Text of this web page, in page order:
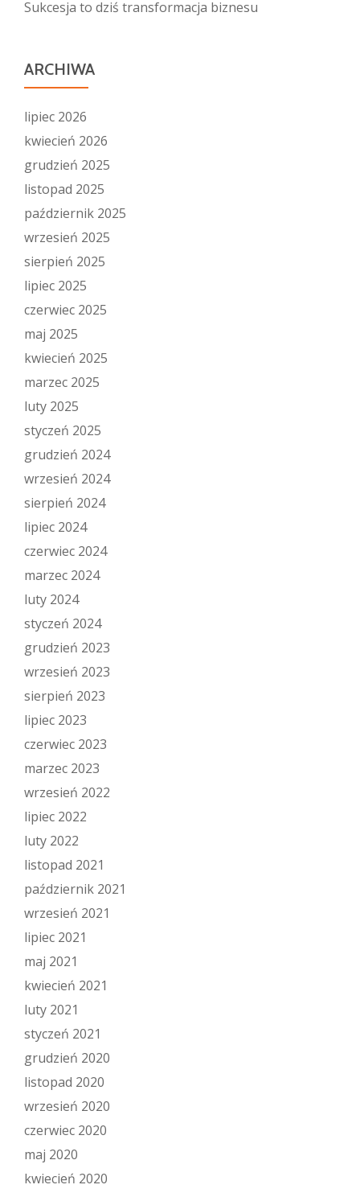
Sukcesja to dziś transformacja biznesu
ARCHIWA
lipiec 2026
kwiecień 2026
grudzień 2025
listopad 2025
październik 2025
wrzesień 2025
sierpień 2025
lipiec 2025
czerwiec 2025
maj 2025
kwiecień 2025
marzec 2025
luty 2025
styczeń 2025
grudzień 2024
wrzesień 2024
sierpień 2024
lipiec 2024
czerwiec 2024
marzec 2024
luty 2024
styczeń 2024
grudzień 2023
wrzesień 2023
sierpień 2023
lipiec 2023
czerwiec 2023
marzec 2023
wrzesień 2022
lipiec 2022
luty 2022
listopad 2021
październik 2021
wrzesień 2021
lipiec 2021
maj 2021
kwiecień 2021
luty 2021
styczeń 2021
grudzień 2020
listopad 2020
wrzesień 2020
czerwiec 2020
maj 2020
kwiecień 2020